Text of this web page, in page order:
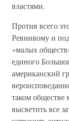
властями.
Против всего
Ревнивому и
«малых
единого
американский
таком
высветить все